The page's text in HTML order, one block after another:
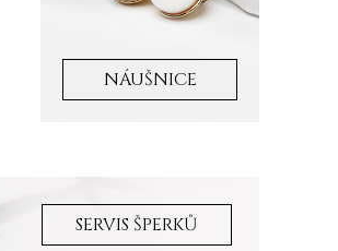
NÁUŠNICE
SERVIS ŠPERKŮ